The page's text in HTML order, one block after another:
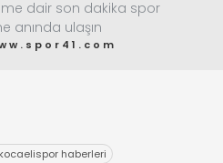
dair son dakika spor
anında ulaşın
haberleri